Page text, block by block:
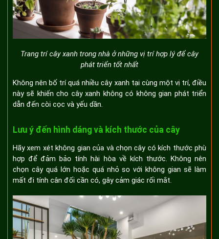
Trang trí cây xanh trong nhà ở những vị trí hợp lý để cây
phát triển tốt nhất
Không nên bố trí quá nhiều cây xanh tại cùng một vị trí, điều
này sẽ khiến cho cây xanh không có không gian phát triển
dẫn đến còi cọc và yếu dần.
Lưu ý đến hình dáng và kích thước của cây
Hãy xem xét không gian của và chọn cây có kích thước phù
hợp để đảm bảo tính hài hòa về kích thước. Không nên
chọn cây quá lớn hoặc quá nhỏ so với không gian sẽ làm
mất đi tính cân đối cần có, gây cảm giác rối mắt.